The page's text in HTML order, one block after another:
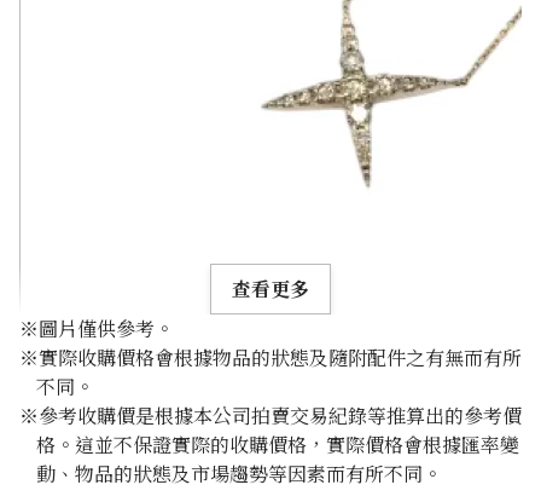
K18 brown diamond necklace 1.00ct
參考回收價
查看更多
※圖片僅供參考。
※實際收購價格會根據物品的狀態及隨附配件之有無而有所
不同。
※參考收購價是根據本公司拍賣交易紀錄等推算出的參考價
格。這並不保證實際的收購價格，實際價格會根據匯率變
動、物品的狀態及市場趨勢等因素而有所不同。